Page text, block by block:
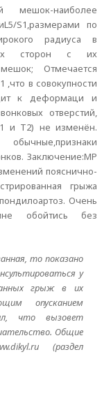
мешок-наиболее
S1,размерами по
радиуса в
сторон с их
Отмечается
,что в совокупности
к деформаци и
отверстий,
и Т2) не изменён.
Заключение:МР
пояснично-
грыжа
Очень
обойтись без
то показано
у
грыж в их
опусканием
что вызовет
Общие
(раздел